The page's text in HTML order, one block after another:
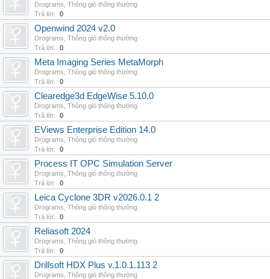
Drograms Thông gió thông thường
Trả lời:
0
Openwind 2024 v2.0
Drograms Thông gió thông thường
Trả lời:
0
Meta Imaging Series MetaMorph
Drograms Thông gió thông thường
Trả lời:
0
Clearedge3d EdgeWise 5.10.0
Drograms Thông gió thông thường
Trả lời:
0
EViews Enterprise Edition 14.0
Drograms Thông gió thông thường
Trả lời:
0
Process IT OPC Simulation Server
Drograms Thông gió thông thường
Trả lời:
0
Leica Cyclone 3DR v2026.0.1 2
Drograms Thông gió thông thường
Trả lời:
0
Reliasoft 2024
Drograms Thông gió thông thường
Trả lời:
0
Drillsoft HDX Plus v.1.0.1.113 2
Drograms Thông gió thông thường